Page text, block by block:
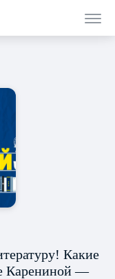
Какие
Карениной —